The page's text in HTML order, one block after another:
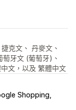
克文、 丹麥文、
牙文 (葡萄牙)、
文，以及 繁體中文
Shopping